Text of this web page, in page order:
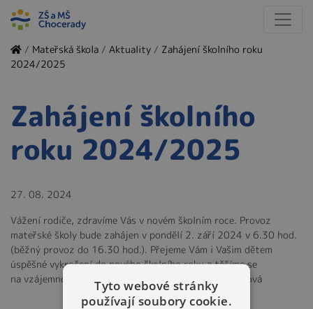
/ Mateřská škola / Aktuality / Zahájení školního roku
2024/2025
Zahájení školního
roku 2024/2025
27. 08. 2024
Vážení rodiče, zdravíme Vás v novém školním roce. Provoz
mateřské školy bude zahájen v pondělí 2. září 2024 v 6.30 hod.
(běžný provoz do 16.30 hod.). Přejeme Vám i Vašim dětem
úspěšné vykročení do nového školního roku a těšíme se
na vzájemnou spolupráci. S pozdravem Romana Kolářová
Tyto webové stránky
používají soubory cookie.